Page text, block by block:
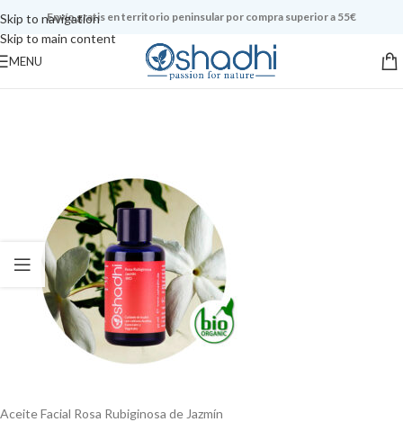
Skip to navigation
Skip to main content
Envío gratis en territorio peninsular por compra superior a 55€
MENU
Aceite Facial Rosa Rubiginosa de Jazmín